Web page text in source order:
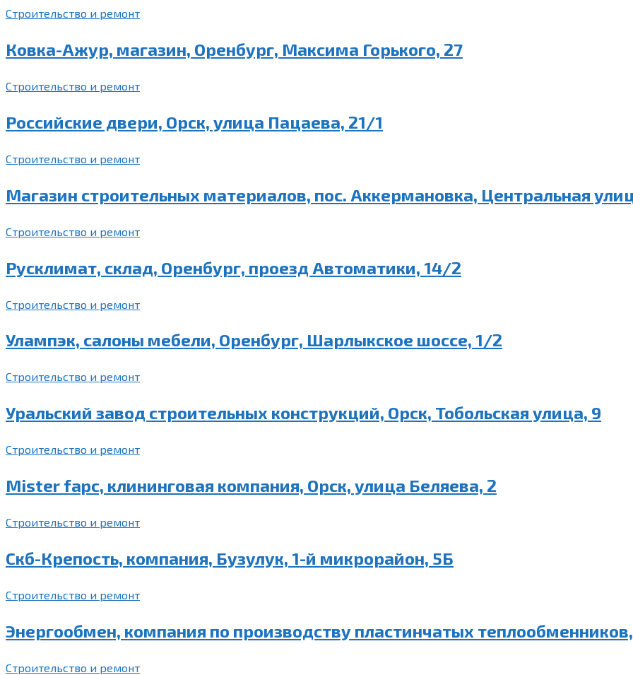
Строительство и ремонт
Ковка-Ажур, магазин, Оренбург, Максима Горького, 27
Строительство и ремонт
Российские двери, Орск, улица Пацаева, 21/1
Строительство и ремонт
Магазин строительных материалов, пос. Аккермановка, Центральная
Строительство и ремонт
Русклимат, склад, Оренбург, проезд Автоматики, 14/2
Строительство и ремонт
Улампэк, салоны мебели, Оренбург, Шарлыкское шоссе, 1/2
Строительство и ремонт
Уральский завод строительных конструкций, Орск, Тобольская улица, 9
Строительство и ремонт
Mister fapc, клининговая компания, Орск, улица Беляева, 2
Строительство и ремонт
Скб-Крепость, компания, Бузулук, 1-й микрорайон, 5Б
Строительство и ремонт
Энергообмен, компания по производству пластинчатых
Строительство и ремонт